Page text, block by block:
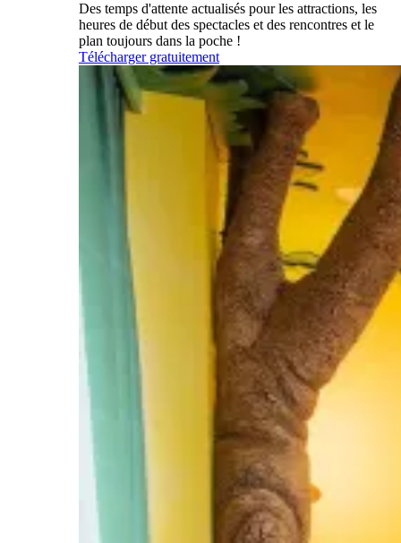
Des temps d'attente actualisés pour les attractions, les
heures de début des spectacles et des rencontres et le
plan toujours dans la poche !
Télécharger gratuitement